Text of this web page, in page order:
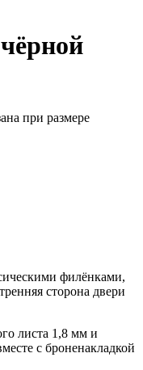
при размере
филёнками,
сторона двери
листа 1,8 мм и
с броненакладкой